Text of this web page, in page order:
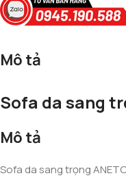
Mô tả
Sofa da sang
Mô tả
Sofa da sang trọng